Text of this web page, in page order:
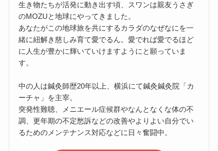
生き物たちが活発に動き出す頃、スワンは親友うさぎ
のMOZUと地球にやってきました。
あなたがこの地球旅を共にするカラダのなぜなにを一
緒に紐解き慈しみ育て愛でるん。愛でれば愛でるほど
に人生が豊かに輝いていけますようにと願っていま
す。
中の人は鍼灸師歴20年以上、横浜にて鍼灸鍼灸院「カ
ーチャ」を主宰。
突発性難聴、メニエール症候群やなんとなくな体の不
調、更年期の不定愁訴などの改善やよりよい自分でい
るためのメンテナンス対応などに日々奮闘中。